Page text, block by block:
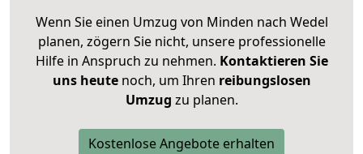
Wenn Sie einen Umzug von Minden nach Wedel
planen, zögern Sie nicht, unsere professionelle
Hilfe in Anspruch zu nehmen. Kontaktieren Sie
uns heutenoch, um Ihren reibungslosen
Umzug zu planen.
Kostenlose Angebote erhalten